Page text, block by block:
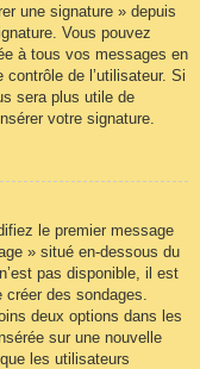
une signature » depuis
Vous pouvez
à tous vos messages en
de l’utilisateur. Si
sera plus utile de
votre signature.
le premier message
» situé en-dessous du
pas disponible, il est
des sondages.
deux options dans les
sur une nouvelle
les utilisateurs